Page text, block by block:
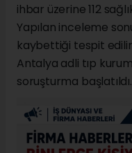
ihbar üzerine 112
Yapılan inceleme
kaybettiği tespit
Antalya adli tıp
soruşturma başlatıldı.